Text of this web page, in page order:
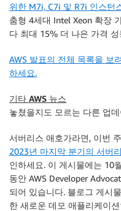
위한 M7i, C7i 및 R7i 인스턴
춤형 4세대 Intel Xeon 확장
다 최대 15% 더 나은 가격
AWS 발표의 전체 목록을 보
하세요.
기타 AWS 뉴스
놓쳤을지도 모르는 다른 업
서버리스 애호가라면, 이번 주
2023년 마지막 분기의 서버
인하세요. 이 게시물에는 10
동안 AWS Developer
되어 있습니다. 블로그 게시
한 새로운 데모 애플리케이션